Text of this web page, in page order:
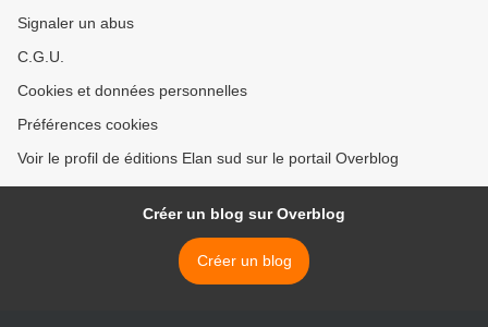
Signaler un abus
C.G.U.
Cookies et données personnelles
Préférences cookies
Voir le profil de éditions Elan sud sur le portail Overblog
Créer un blog sur Overblog
Créer un blog